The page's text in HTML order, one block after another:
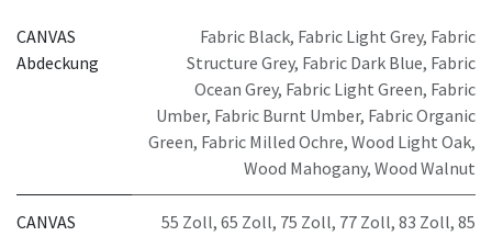
CANVAS
Abdeckung
Fabric Black, Fabric Light Grey, Fabric
Structure Grey, Fabric Dark Blue, Fabric
Ocean Grey, Fabric Light Green, Fabric
Umber, Fabric Burnt Umber, Fabric Organic
Green, Fabric Milled Ochre, Wood Light Oak,
Wood Mahogany, Wood Walnut
CANVAS
55 Zoll, 65 Zoll, 75 Zoll, 77 Zoll, 83 Zoll, 85